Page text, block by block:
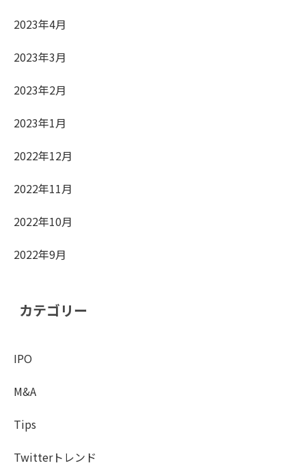
2023年4月
2023年3月
2023年2月
2023年1月
2022年12月
2022年11月
2022年10月
2022年9月
カテゴリー
IPO
M&A
Tips
Twitterトレンド